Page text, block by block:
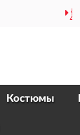
Костюмы